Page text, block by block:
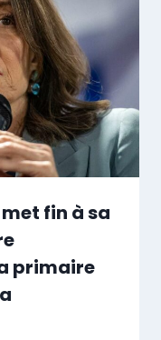
fin à sa
primaire